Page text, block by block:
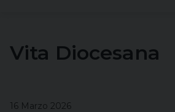
Vita Diocesana
16 Marzo 2026